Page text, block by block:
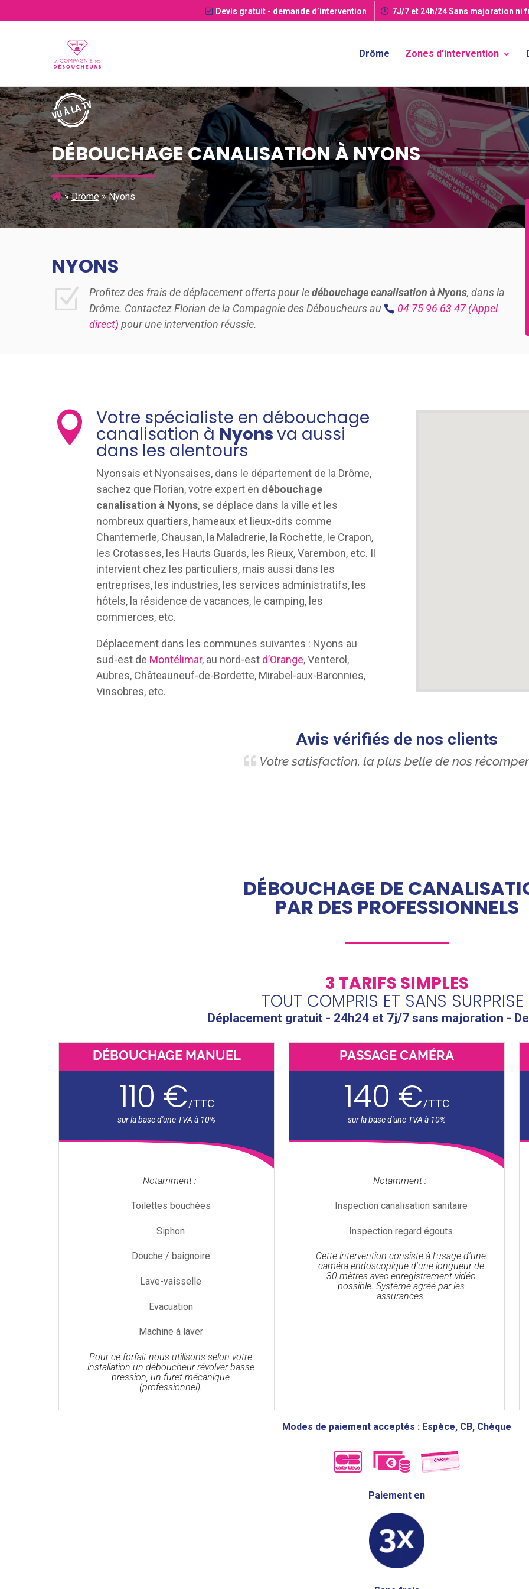
Devis gratuit - demande d’intervention 7J/7 et 24h/24Sans majoration ni
Drôme Zones d’intervention
DÉBOUCHAGE CANALISATION À NYONS
»Drôme»Nyons
NYONS
Z Profitez des frais de déplacement offerts pour ledébouchage canalisation à Nyons, dans la
Drôme. Contactez Florian de la Compagnie des Déboucheurs au
04 75 96 63 47(Appel
direct) pour une intervention réussie.
 Votre spécialiste en débouchage
canalisation à Nyonsva aussi
dans les alentours
Nyonsais et Nyonsaises, dans le département de la Drôme,
sachez que Florian, votre expert en débouchage
canalisation à Nyons, se déplace dans la ville et les
nombreux quartiers, hameaux et lieux-dits comme
Chantemerle, Chausan, la Maladrerie, la Rochette, le Crapon,
les Crotasses, les Hauts Guards, les Rieux, Varembon, etc. Il
intervient chez les particuliers, mais aussi dans les
entreprises, les industries, les services administratifs, les
hôtels, la résidence de vacances, le camping, les
commerces, etc.
Déplacement dans les communes suivantes : Nyons au
sud-est de Montélimar, au nord-est d’Orange, Venterol,
Aubres, Châteauneuf-de-Bordette, Mirabel-aux-Baronnies,
Vinsobres, etc.
Avis vérifiés de nos clients
Votre satisfaction, la plus belle de nos
DÉBOUCHAGE DE
PAR DES PROFESSIONNELS
3 TARIFS SIMPLES
TOUT COMPRIS ET SANS SURPRISE
Déplacement gratuit - 24h24 et 7j/7 sans majoration -
DÉBOUCHAGE MANUEL
110 €/TTC
Notamment :
Toilettes bouchées
Siphon
Douche / baignoire
Lave-vaisselle
Evacuation
Machine à laver
Pour ce forfait nous utilisons selon votre
installation un déboucheur révolver basse
pression, un furet mécanique
(professionnel).
PASSAGE CAMÉRA
140 €/TTC
Notamment :
Inspection canalisation sanitaire
Inspection regard égouts
Cette intervention consiste à l'usage d'une
caméra endoscopique d'une longueur de
30 mètres avec enregistrement vidéo
possible. Système agréé par les
assurances.
Modes de paiement acceptés : Espèce, CB, Chèque
Paiement en